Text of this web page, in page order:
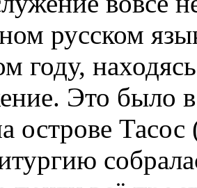
русском
году,
Это было
острове